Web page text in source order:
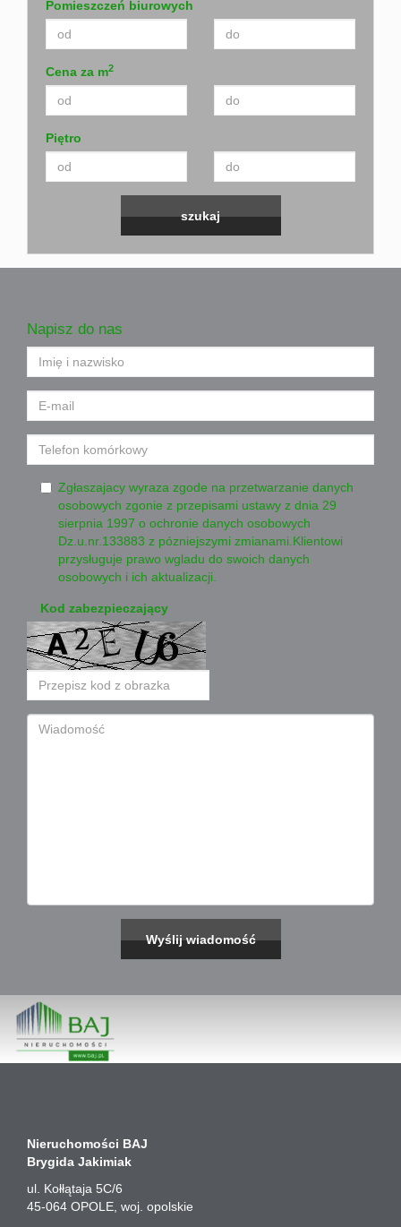
Pomieszczeń biurowych
Cena za m2
Piętro
Napisz do nas
Zgłaszajacy wyraza zgode na przetwarzanie danych
osobowych zgonie z przepisami ustawy z dnia 29
sierpnia 1997 o ochronie danych osobowych
Dz.u.nr.133883 z pózniejszymi zmianami.Klientowi
przysługuje prawo wgladu do swoich danych
osobowych i ich aktualizacji.
Kod zabezpieczający
Nieruchomości BAJ
Brygida Jakimiak
ul. Kołłątaja 5C/6
45-064 OPOLE , woj. opolskie